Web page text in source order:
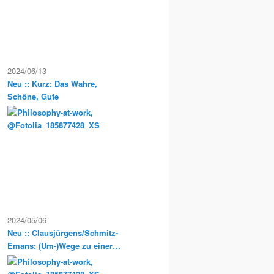
2024/06/13
Neu :: Kurz: Das Wahre,
Schöne, Gute
2024/05/06
Neu :: Clausjürgens/Schmitz-
Emans: (Um-)Wege zu einer
Sozialphilosophie der
Postmoderne. Philosophische